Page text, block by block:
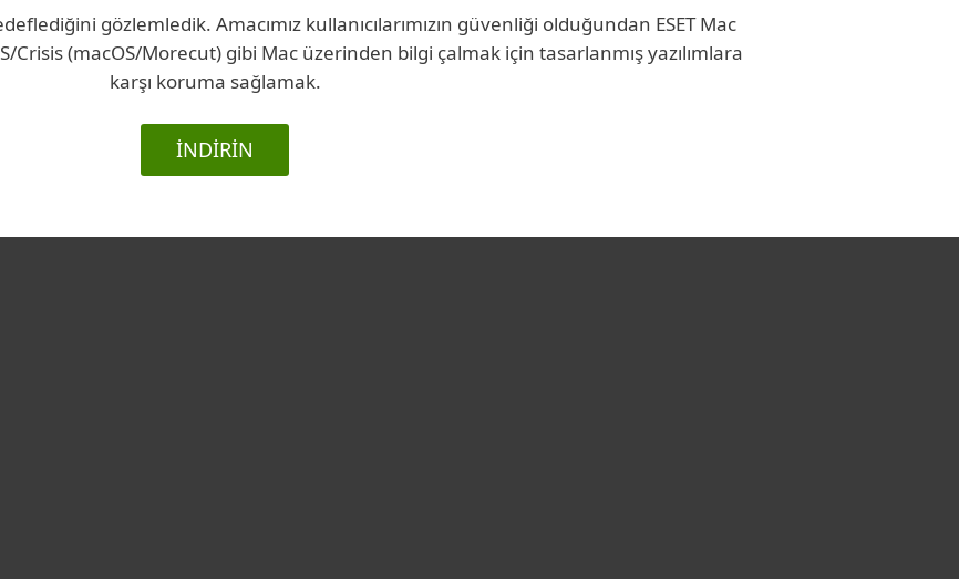
gözlemledik. Amacımız kullanıcılarımızın güvenliği olduğundan ESET Mac
Crisis (macOS/Morecut) gibi Mac üzerinden bilgi çalmak için tasarlanmış yazılımlara
karşı koruma sağlamak.
İNDİRİN